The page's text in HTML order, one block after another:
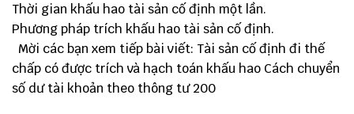
Thời gian khấu hao tài sản cố định một lần.
Phương pháp trích khấu hao tài sản cố định.
Mời các bạn xem tiếp bài viết: Tài sản cố định đi thế
chấp có được trích và hạch toán khấu hao Cách chuyển
số dư tài khoản theo thông tư 200